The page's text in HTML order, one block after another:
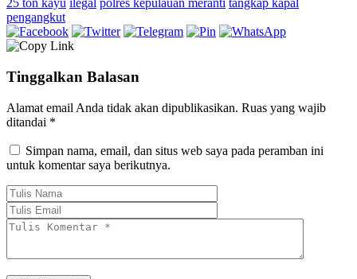
25 ton kayu ilegal polres kepulauan meranti tangkap kapal
pengangkut
Tinggalkan Balasan
Alamat email Anda tidak akan dipublikasikan. Ruas yang wajib
ditandai *
Simpan nama, email, dan situs web saya pada peramban ini
untuk komentar saya berikutnya.